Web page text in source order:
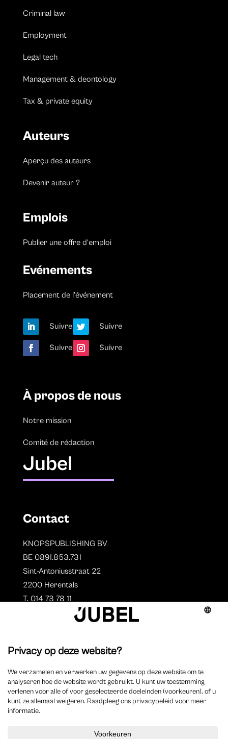
Criminal law
Employment
Legal tech
Management & deontology
Tax & private equity
Auteurs
Aperçu des auteurs
Devenir auteur ?
Emplois
Publier une offre d’emploi
Evénements
Placement de l’événement
Suivre Suivre
Suivre Suivre
À propos de nous
Notre mission
Comité de rédaction
Jubel
Contact
KNOPSPUBLISHING BV
BE 0891.853.731
Sint-Antoniusstraat 22
2200 Herentals
T. 014 73 78 11
Aperçu des auteurs
Devenir auteur ?
2023 Jubel – Webdesign byWisemen